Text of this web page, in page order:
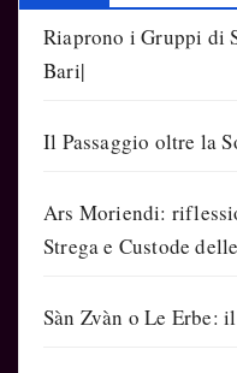
Riaprono i Gruppi di
Bari|
Il Passaggio oltre la
Ars Moriendi:
Strega e Custode
Sàn Zvàn o Le Erbe: